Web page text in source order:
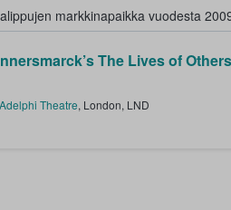
markkinapaikka vuodesta
ostavat ja myyvät lippuja
The Lives of Others
Adelphi Theatre, London, LND